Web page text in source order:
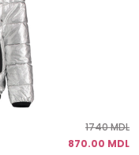
1740 MDL
870.00 MDL